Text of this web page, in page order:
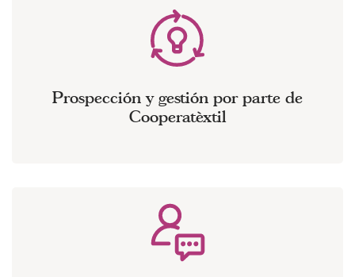
Prospección y gestión por parte de
Cooperatèxtil